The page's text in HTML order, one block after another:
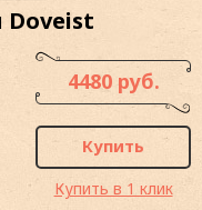
Doveist
4480 руб.
Купить
Купить в 1 клик